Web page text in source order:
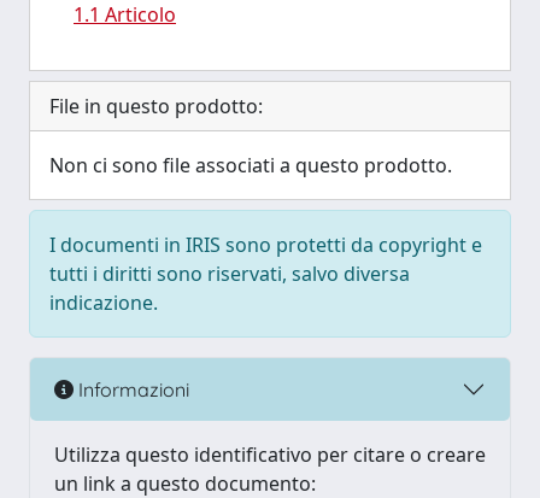
1.1 Articolo
File in questo prodotto:
Non ci sono file associati a questo prodotto.
I documenti in IRIS sono protetti da copyright e
tutti i diritti sono riservati, salvo diversa
indicazione.
Informazioni
Utilizza questo identificativo per citare o creare
un link a questo documento: